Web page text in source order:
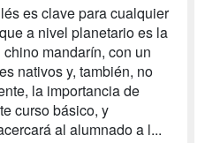
es clave para cualquier
a nivel planetario es la
mandarín, con un
nativos y, también, no
la importancia de
curso básico, y
al alumnado a l...